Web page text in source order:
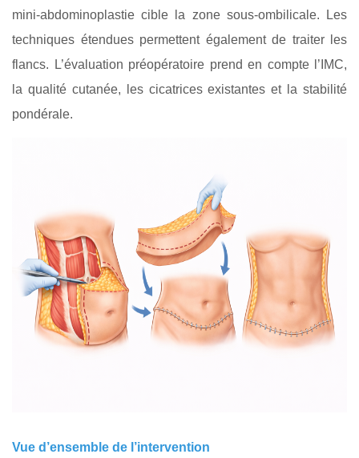
mini-abdominoplastie cible la zone sous-ombilicale. Les
techniques étendues permettent également de traiter les
flancs. L’évaluation préopératoire prend en compte l’IMC,
la qualité cutanée, les cicatrices existantes et la stabilité
pondérale.
Vue d’ensemble de l’intervention